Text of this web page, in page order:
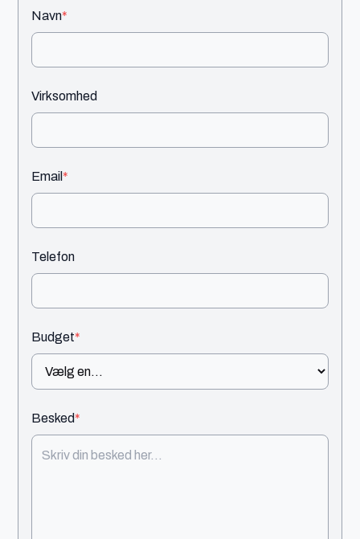
Navn*
Virksomhed
Email*
Telefon
Budget*
Besked*